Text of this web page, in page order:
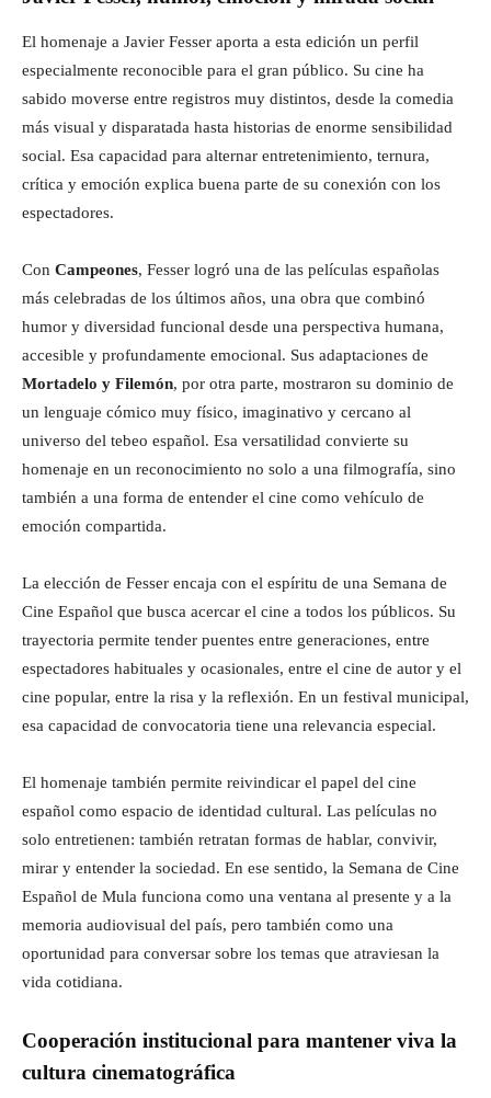
El homenaje a Javier Fesser aporta a esta edición un perfil
especialmente reconocible para el gran público. Su cine ha
sabido moverse entre registros muy distintos, desde la comedia
más visual y disparatada hasta historias de enorme sensibilidad
social. Esa capacidad para alternar entretenimiento, ternura,
crítica y emoción explica buena parte de su conexión con los
espectadores.
Con Campeones, Fesser logró una de las películas españolas
más celebradas de los últimos años, una obra que combinó
humor y diversidad funcional desde una perspectiva humana,
accesible y profundamente emocional. Sus adaptaciones de
Mortadelo y Filemón, por otra parte, mostraron su dominio de
un lenguaje cómico muy físico, imaginativo y cercano al
universo del tebeo español. Esa versatilidad convierte su
homenaje en un reconocimiento no solo a una filmografía, sino
también a una forma de entender el cine como vehículo de
emoción compartida.
La elección de Fesser encaja con el espíritu de una Semana de
Cine Español que busca acercar el cine a todos los públicos. Su
trayectoria permite tender puentes entre generaciones, entre
espectadores habituales y ocasionales, entre el cine de autor y el
cine popular, entre la risa y la reflexión. En un festival municipal,
esa capacidad de convocatoria tiene una relevancia especial.
El homenaje también permite reivindicar el papel del cine
español como espacio de identidad cultural. Las películas no
solo entretienen: también retratan formas de hablar, convivir,
mirar y entender la sociedad. En ese sentido, la Semana de Cine
Español de Mula funciona como una ventana al presente y a la
memoria audiovisual del país, pero también como una
oportunidad para conversar sobre los temas que atraviesan la
vida cotidiana.
Cooperación institucional para mantener viva la
cultura cinematográfica